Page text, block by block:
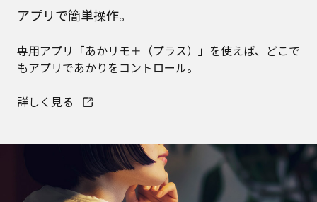
アプリで簡単操作。
専用アプリ「あかリモ＋（プラス）」を使えば、どこで
もアプリであかりをコントロール。
詳しく見る